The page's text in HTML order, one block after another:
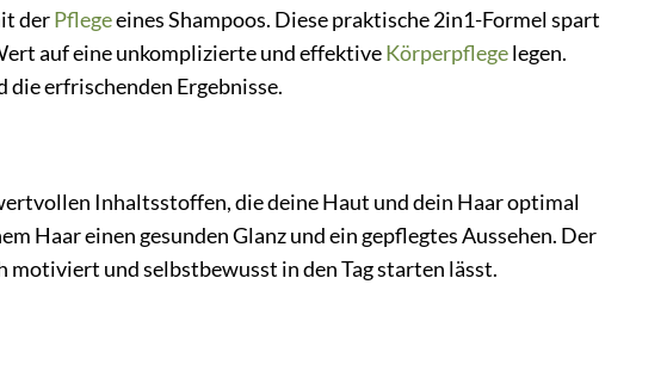
derPflegeeines Shampoos. Diese praktische 2in1-Formel spart
auf eine unkomplizierte und effektiveKörperpflegelegen.
die erfrischenden Ergebnisse.
Inhaltsstoffen, die deine Haut und dein Haar optimal
Haar einen gesunden Glanz und ein gepflegtes Aussehen. Der
motiviert und selbstbewusst in den Tag starten lässt.